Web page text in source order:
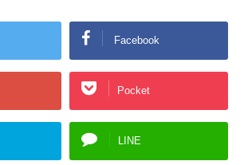
Facebook
Pocket
LINE